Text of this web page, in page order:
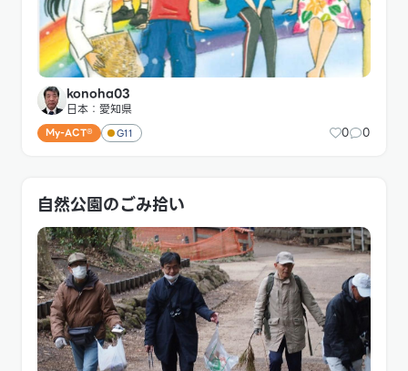
konoha03
日本：愛知県
My-ACT® G11 0 0
自然公園のごみ拾い